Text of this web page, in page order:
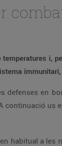
i,
defenses en
us
habitual a